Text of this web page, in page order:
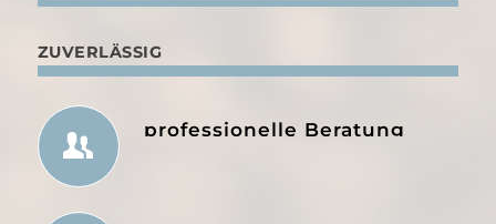
ZUVERLÄSSIG
professionelle Beratung